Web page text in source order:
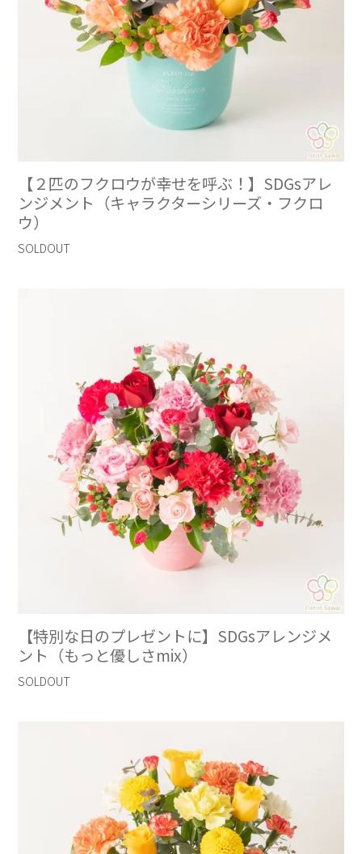
【２匹のフクロウが幸せを呼ぶ！】SDGsアレ
ンジメント（キャラクターシリーズ・フクロ
ウ）
SOLDOUT
【特別な日のプレゼントに】SDGsアレンジメ
ント（もっと優しさmix）
SOLDOUT